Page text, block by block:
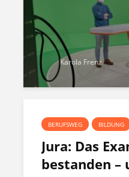
Karola Frenz
BERUFSWEG BILDUNG
Jura: Das
bestanden –